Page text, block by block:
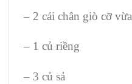
– 2 cái chân giò cỡ vừa
– 1 củ riềng
– 3 củ sả